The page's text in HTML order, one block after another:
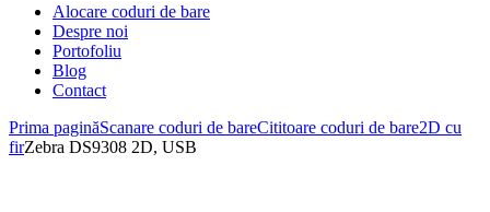
Alocare coduri de bare
Despre noi
Portofoliu
Blog
Contact
Prima paginăScanare coduri de bareCititoare coduri de bare2D cu
firZebra DS9308 2D, USB